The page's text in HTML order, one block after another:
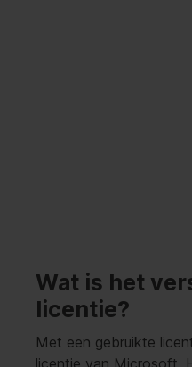
Wat is het
licentie?
Met een gebruikte
licentie van Microsoft.